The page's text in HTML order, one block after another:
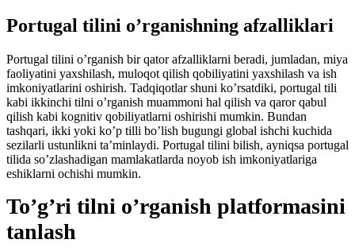
Portugal tilini o’rganishning afzalliklari
Portugal tilini o’rganish bir qator afzalliklarni beradi, jumladan, miya
faoliyatini yaxshilash, muloqot qilish qobiliyatini yaxshilash va ish
imkoniyatlarini oshirish. Tadqiqotlar shuni ko’rsatdiki, portugal tili
kabi ikkinchi tilni o’rganish muammoni hal qilish va qaror qabul
qilish kabi kognitiv qobiliyatlarni oshirishi mumkin. Bundan
tashqari, ikki yoki ko’p tilli bo’lish bugungi global ishchi kuchida
sezilarli ustunlikni ta’minlaydi. Portugal tilini bilish, ayniqsa portugal
tilida so’zlashadigan mamlakatlarda noyob ish imkoniyatlariga
eshiklarni ochishi mumkin.
To’g’ri tilni o’rganish platformasini
tanlash